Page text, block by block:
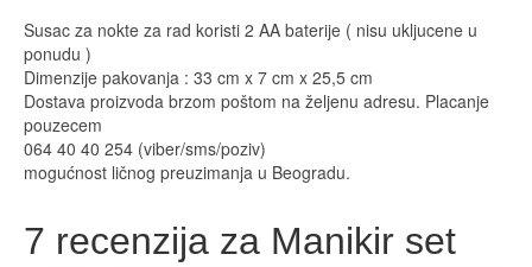
Susac za nokte za rad koristi 2 AA baterije ( nisu ukljucene u
ponudu )
Dimenzije pakovanja : 33 cm x 7 cm x 25,5 cm
Dostava proizvoda brzom poštom na željenu adresu. Placanje
pouzecem
064 40 40 254 (viber/sms/poziv)
mogućnost ličnog preuzimanja u Beogradu.
7 recenzija za Manikir set